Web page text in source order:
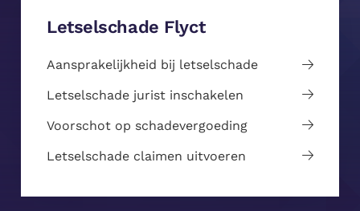
Letselschade Flyct
Aansprakelijkheid bij letselschade
Letselschade jurist inschakelen
Voorschot op schadevergoeding
Letselschade claimen uitvoeren